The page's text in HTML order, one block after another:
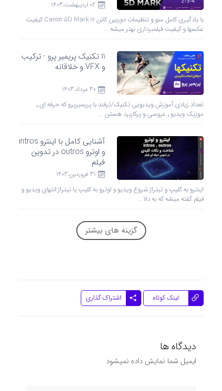
02 ارديبهشت،1403
با یادگیری کامل منو و تنظیمات دوربین کانن Canon 5D Mark iv کیفیت
عکسها و کیفیت فیلمبرداری بهتر میشه ...
11 تکنیک پریمیر پرو - ترکیب
و VFX و خلاقانه
30 مرداد،1403
تعداد زیادی آموزش ویدیویی تکنیک/ترفند با پریمیرپرو که حرفه‌ ای ٬
موزیک ویدیو ٬ عروسی و پرکاربرد هستن ...
آشنایی کامل با اینترو intros
و اوترو outros در تدوین
فیلم
31 فروردين،1403
اینترو به کلیپ و تیتراژ شروع ویدیو و اوترو به کلیپ یا تیتراژ انتهای ویدیو و
فیلم گفته میشه که به دلا ...
گزینه های بیشتر
لینک کوتاه اشتراک گذاری
دیدگاه ها
ایمیل شما نمایش داده نمیشود